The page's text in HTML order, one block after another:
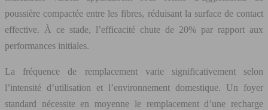
poussière compactée entre les fibres, réduisant la surface de contact
effective. À ce stade, l’efficacité chute de 20% par rapport aux
performances initiales.
La fréquence de remplacement varie significativement selon
l’intensité d’utilisation et l’environnement domestique. Un foyer
standard nécessite en moyenne le remplacement d’une recharge